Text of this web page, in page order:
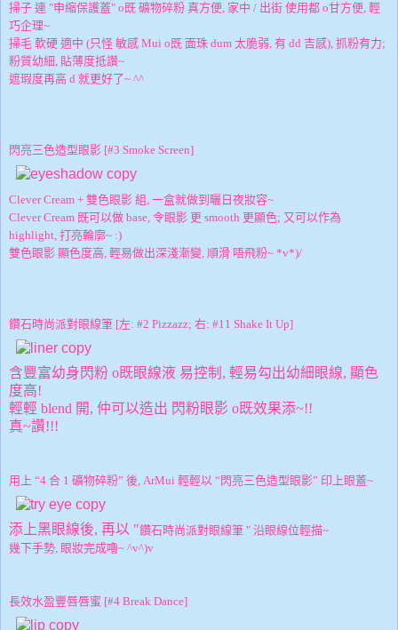
掃子 連 "申縮保護蓋" o既 礦物碎粉 真方便, 家中 / 出街 使用都 o甘方便, 輕
巧企理~
掃毛 軟硬 適中 (只怪 敏感 Mui o既 面珠 dum 太脆弱, 有 dd 吉感), 抓粉有力;
粉質幼細, 貼薄度抵讚~
遮瑕度再高 d 就更好了~ ^^
閃亮三色造型眼影 [#3 Smoke Screen]
Clever Cream + 雙色眼影 組, 一盒就做到曬日夜妝容~
Clever Cream 既可以做 base, 令眼影 更 smooth 更顯色; 又可以作為
highlight, 打亮輪廓~ :)
雙色眼影 顯色度高, 輕易做出深淺漸變, 順滑 唔飛粉~ *v*)/
鑽石時尚派對眼線筆 [左: #2 Pizzazz; 右: #11 Shake It Up]
含豐富幼身閃粉 o既眼線液 易控制, 輕易勾出幼細眼線, 顯色
度高!
輕輕 blend 開, 仲可以造出 閃粉眼影 o既效果添~!!
真~讚!!!
用上 “4 合 1 礦物碎粉” 後, ArMui 輕輕以 “ 閃亮三色造型眼影” 印上眼蓋~
添上黑眼線後, 再以 "鑽石時尚派對眼線筆 " 沿眼線位輕描~
幾下手勢, 眼妝完成嚕~ ^v^)v
長效水盈豐唇唇蜜 [#4 Break Dance]